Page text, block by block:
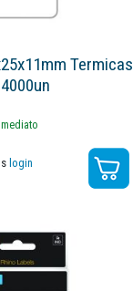
Termicas
login